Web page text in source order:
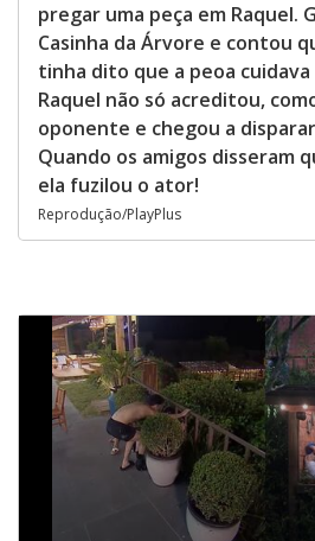
pregar uma peça em Raquel.
Casinha da Árvore e contou
tinha dito que a peoa cuidava
Raquel não só acreditou,
oponente e chegou a
Quando os amigos disseram
ela fuzilou o ator!
Reprodução/PlayPlus